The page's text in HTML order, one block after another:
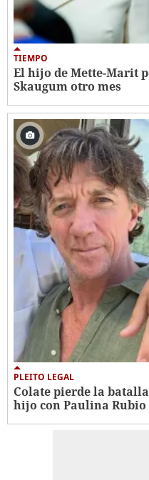
TIEMPO
El hijo de Mette-Marit
Skaugum otro mes
PLEITO LEGAL
Colate pierde la
hijo con Paulina Rubio